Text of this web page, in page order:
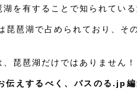
を有することで知られている
琵琶湖で占められており、そ
琵琶湖だけではありません！
伝えするべく、バスのる.jp